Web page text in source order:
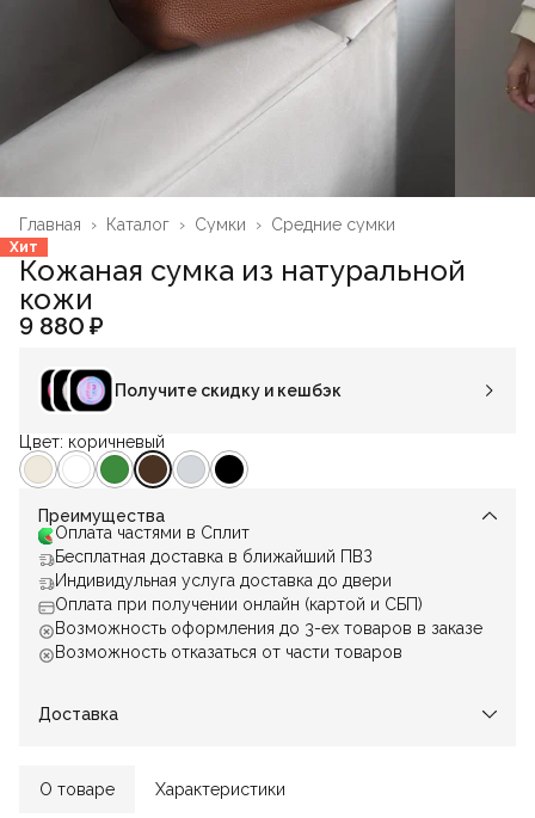
Средние сумки
Сумки ›
Каталог ›
Главная ›
Хит
Кожаная сумка из натуральной
кожи
9 880 ₽
Получите скидку и кешбэк
Цвет: коричневый
Преимущества
Оплата частями в Сплит
Бесплатная доставка в ближайший ПВЗ
Индивидульная услуга доставка до двери
Оплата при получении онлайн (картой и СБП)
Возможность оформления до 3-ех товаров в заказе
Возможность отказаться от части товаров
Доставка
О товаре Характеристики